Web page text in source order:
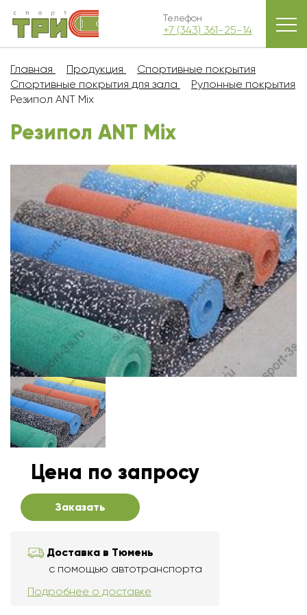
Телефон
+7 (343) 361-25-14
Главная Продукция
Спортивные покрытия
Спортивные покрытия для зала
Рулонные покрытия
Резипол ANT Mix
Резипол ANT Mix
Цена по запросу
Заказать
Доставка в Тюмень
с помощью автотранспорта
Подробнее о доставке